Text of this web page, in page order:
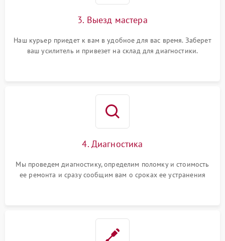
3. Выезд мастера
Наш курьер приедет к вам в удобное для вас время. Заберет
ваш усилитель и привезет на склад для диагностики.
4. Диагностика
Мы проведем диагностику, определим поломку и стоимость
ее ремонта и сразу сообщим вам о сроках ее устранения